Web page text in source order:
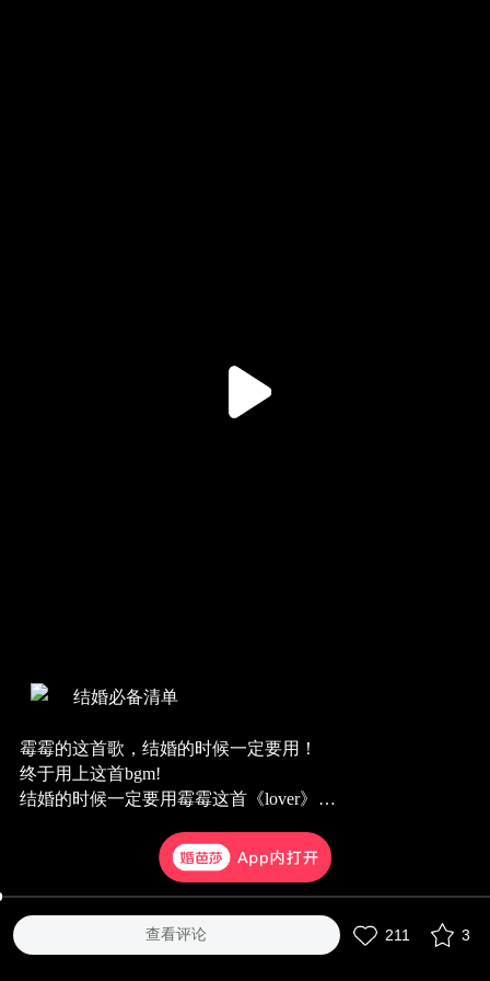
结婚必备清单
霉霉的这首歌，结婚的时候一定要用！
终于用上这首bgm!
结婚的时候一定要用霉霉这首《lover》
真的是公主本人👸
查看评论 211 3